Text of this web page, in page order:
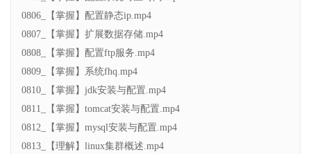
0806_【掌握】配置静态ip.mp4
0807_【掌握】扩展数据存储.mp4
0808_【掌握】配置ftp服务.mp4
0809_【掌握】系统fhq.mp4
0810_【掌握】jdk安装与配置.mp4
0811_【掌握】tomcat安装与配置.mp4
0812_【掌握】mysql安装与配置.mp4
0813_【理解】linux集群概述.mp4